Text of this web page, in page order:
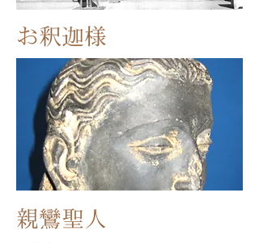
お釈迦様
親鸞聖人